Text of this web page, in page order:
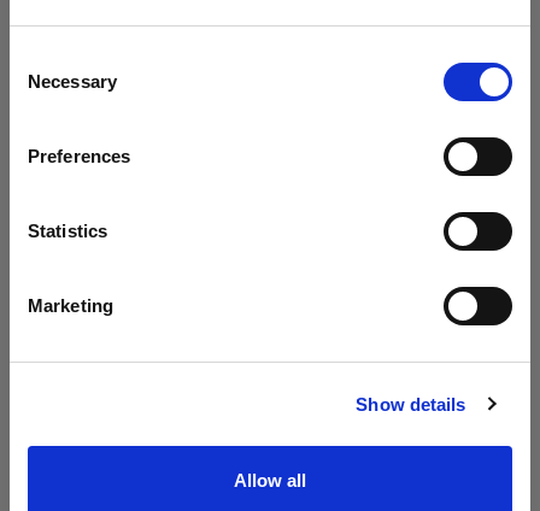
Selection
Necessary
Preferences
Statistics
Marketing
Show details
Allow all
¿Quieres actualizar tu ubicación?
Visitar el sitio
para que te muestre cómo conseguir dos luces
modeladores de luz necesitas y cómo funciona
¿Te has perdido los episodios anteriores?